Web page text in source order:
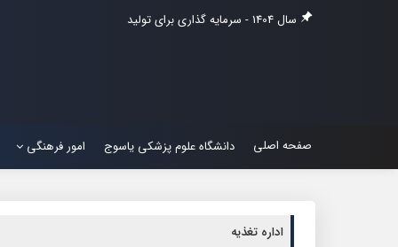
سال 1404 - سرمایه گذاری برای تولید
صفحه اصلی دانشگاه علوم پزشکی یاسوج امور فرهنگی
اداره تغذیه